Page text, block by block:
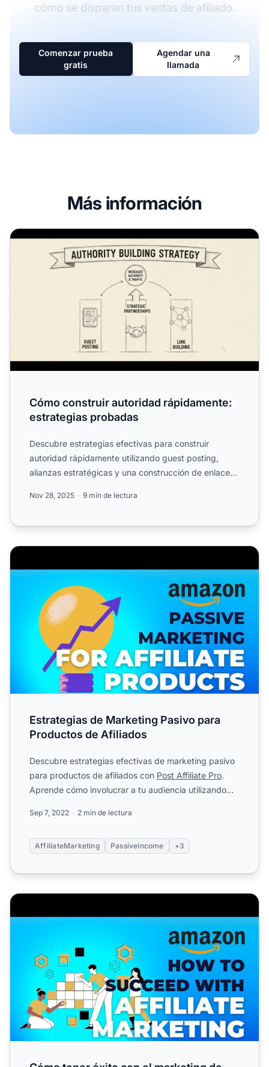
cómo se disparan tus ventas de afiliado.
Comenzar prueba
gratis
Agendar una
llamada
Más información
Cómo construir autoridad rápidamente: estrategias
Cómo construir autoridad rápidamente:
estrategias probadas
Descubre estrategias efectivas para construir
autoridad rápidamente utilizando guest posting,
alianzas estratégicas y una construcción de enlaces
Nov 28, 2025 9 min de lectura
Estrategias de Marketing Pasivo para Productos de
Estrategias de Marketing Pasivo para
Productos de Afiliados
Descubre estrategias efectivas de marketing pasivo
para productos de afiliados con Post Affiliate Pro.
Aprende cómo involucrar a tu audiencia utilizando
Sep 7, 2022 2 min de lectura
AffiliateMarketing PassiveIncome +3
Cómo tener éxito con el marketing de afiliados